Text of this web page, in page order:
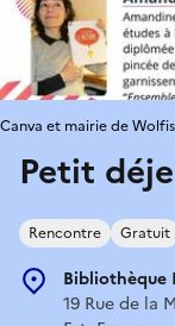
Petit
Rencontre Gratuit
Bibliothèque
19 Rue de la
Canva et mairie de